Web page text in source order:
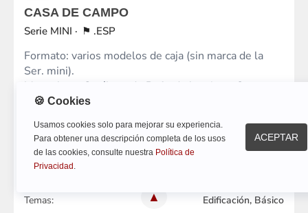
CASA DE CAMPO
MINI
.ESP
Formato: varios modelos de caja (sin marca de la
Ser. mini).
Manual con Catálogo de Refs. de la misma Ser.
Fab. / Distr.:
EXIN
Total Refs.:
2
Año:
1975
Hasta:
Temas:
Edificación, Básico
▲
🍪 Cookies
Usamos cookies solo para mejorar su experiencia.
Para obtener una descripción completa de los usos
de las cookies, consulte nuestra Política de
Privacidad .
ACEPTAR